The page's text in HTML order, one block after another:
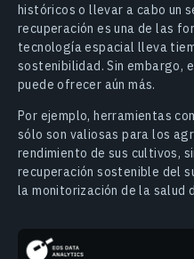
históricos o llevar a cabo un
recuperación es una de las
tecnología espacial lleva
sostenibilidad. Sin embargo,
puede ofrecer aún más.
Por ejemplo, herramientas
sólo son valiosas para los
rendimiento de sus cultivos,
recuperación sostenible del
la monitorización de la salud